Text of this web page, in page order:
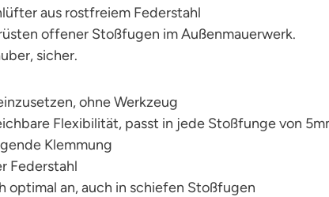
aus rostfreiem Federstahl
offener Stoßfugen im Außenmauerwerk.
sicher.
ohne Werkzeug
Flexibilität, passt in jede Stoßfunge von
Klemmung
Federstahl
optimal an, auch in schiefen Stoßfugen